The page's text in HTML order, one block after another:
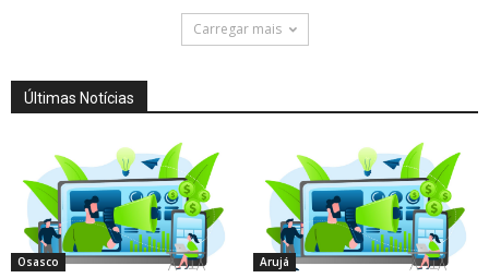
Carregar mais
Últimas Notícias
Osasco Arujá